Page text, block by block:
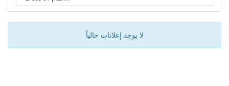
لا يوجد إعلانات حالياً